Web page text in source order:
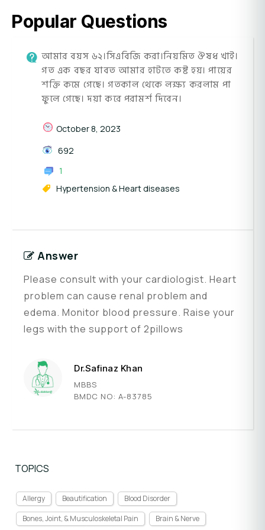
Popular Questions
আমার বয়স ৬২।সিএবিজি করা।নিয়মিত ঔষধ খাই।
গত এক বছর যাবত আমার হাটতে কষ্ট হয়। পায়ের
শক্তি কমে গেছে। গতকাল থেকে লক্ষ্য করলাম পা
ফুলে গেছে। দয়া করে পরামর্শ দিবেন।
October 8, 2023
692
1
Hypertension & Heart diseases
Answer
Please consult with your cardiologist. Heart
problem can cause renal problem and
edema. Monitor blood pressure. Raise your
legs with the support of 2pillows
Dr.Safinaz Khan
MBBS
BMDC NO: A-83785
TOPICS
Allergy Beautification
Blood Disorder
Bones, Joint, & Musculoskeletal Pain
Brain & Nerve